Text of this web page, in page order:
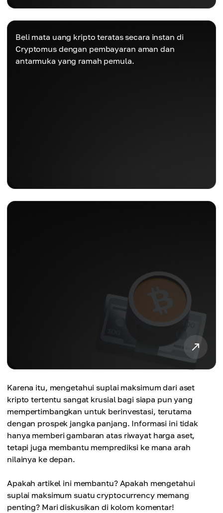
Beli mata uang kripto teratas secara instan di
Cryptomus dengan pembayaran aman dan
antarmuka yang ramah pemula.
Karena itu, mengetahui suplai maksimum dari aset
kripto tertentu sangat krusial bagi siapa pun yang
mempertimbangkan untuk berinvestasi, terutama
dengan prospek jangka panjang. Informasi ini tidak
hanya memberi gambaran atas riwayat harga aset,
tetapi juga membantu memprediksi ke mana arah
nilainya ke depan.
Apakah artikel ini membantu? Apakah mengetahui
suplai maksimum suatu cryptocurrency memang
penting? Mari diskusikan di kolom komentar!